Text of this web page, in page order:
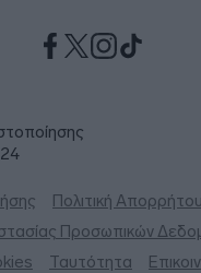
Πολιτική Απορρήτου
Προσωπικών
Ταυτότητα